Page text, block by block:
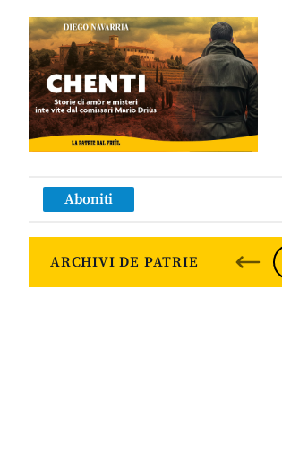
Aboniti
ARCHIVI DE PATRIE